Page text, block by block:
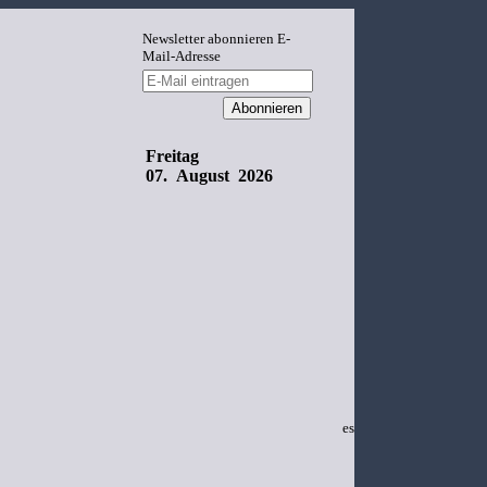
Freitag
07. August 2026
Newsletter abonnieren E-
Mail-Adresse
es